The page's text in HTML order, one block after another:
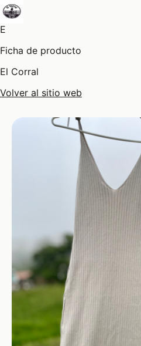
E
Ficha de producto
El Corral
Volver al sitio web